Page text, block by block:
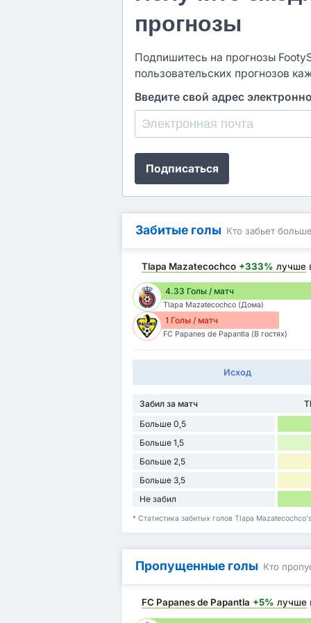
прогнозы
Подпишитесь на прогнозы
пользовательских прогнозов
Введите свой адрес
Подписаться
Забитые голы Кто забьет
Tlapa Mazatecochco +333% лучше
4.33 Голы / матч
Tlapa Mazatecochco (Дома)
1 Голы / матч
FC Papanes de Papantla (В гостях)
Исход
Забил за матч
Больше 0,5
Больше 1,5
Больше 2,5
Больше 3,5
Не забил
* Статистика забитых голов Tlapa
Пропущенные голы Кто
FC Papanes de Papantla +5% лучше